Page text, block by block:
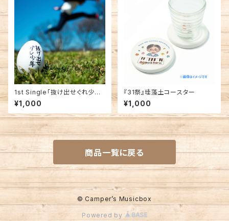
1st Single「抜け出せぐれ少年/
空のパレット」
¥1,000
『31祭』珪藻土コースター
¥1,000
商品一覧に戻る
© Camper’s Musicbox
Powered by